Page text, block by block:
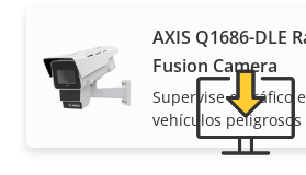
AXIS Q1686-DLE
Fusion Camera
Supervise el tráfico
vehículos peligrosos